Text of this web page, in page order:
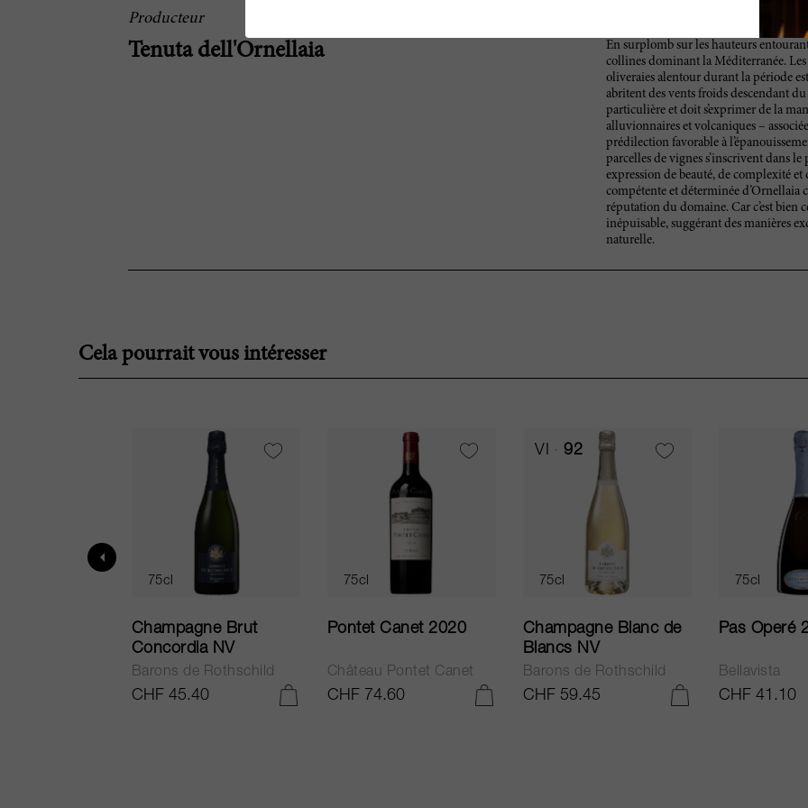
Producteur
Tenuta dell'Ornellaia
En surplomb sur les hauteurs
collines dominant la Méditerranée. Les
oliveraies alentour durant la période
abritent des vents froids descendant
particulière et doit s’exprimer de la
alluvionnaires et volcaniques –
prédilection favorable à
parcelles de vignes s’inscrivent dans le
expression de beauté, de complexité et
compétente et déterminée d’Ornellaia
réputation du domaine. Car c’est bien
inépuisable, suggérant des manières
naturelle.
Cela pourrait vous intéresser
75cl
Champagne Brut
Concordia NV
Barons de Rothschild
CHF 45.40
75cl
Pontet Canet 2020
Château Pontet Canet
CHF 74.60
VI 92
75cl
Champagne Blanc de
Blancs NV
Barons de Rothschild
CHF 59.45
75cl
Pas Operé
Bellavista
CHF 41.10